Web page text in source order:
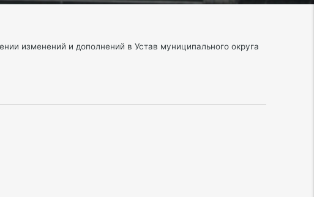
изменений и дополнений в Устав муниципального округа